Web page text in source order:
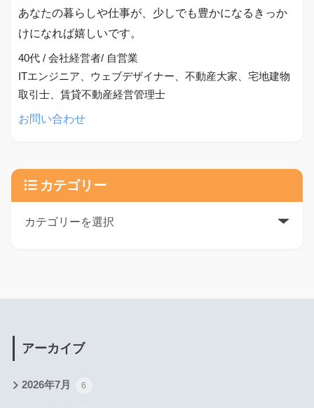
あなたの暮らしや仕事が、少しでも豊かになるきっか
けになれば嬉しいです。
40代 / 会社経営者/ 自営業
ITエンジニア、ウェブデザイナー、不動産大家、宅地建物
取引士、賃貸不動産経営管理士
お問い合わせ
カテゴリー
アーカイブ
2026年7月 6